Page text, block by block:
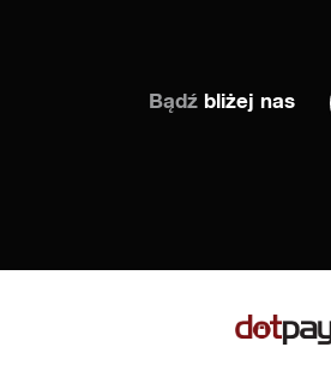
Bądź bliżej nas